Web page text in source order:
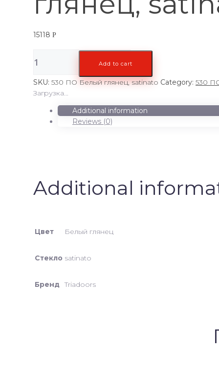
15118 Р
ПО
глянец,
satinato
quantity
Add to cart
SKU: 530 ПО Белый глянец, satinato Category: 530
Загрузка...
Additional information
Reviews (0)
Additional
Цвет Белый глянец
Стекло satinato
Бренд Triadoors